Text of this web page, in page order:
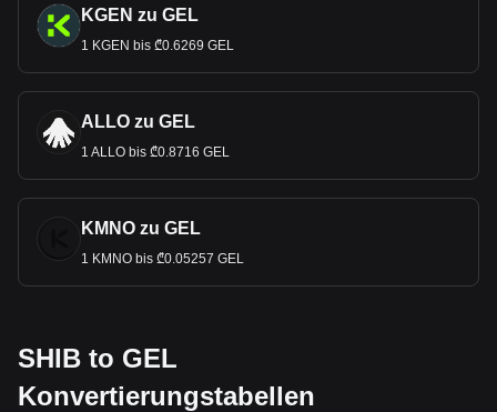
KGEN zu GEL
1 KGEN bis ₾0.6269 GEL
ALLO zu GEL
1 ALLO bis ₾0.8716 GEL
KMNO zu GEL
1 KMNO bis ₾0.05257 GEL
SHIB to GEL
Konvertierungstabellen